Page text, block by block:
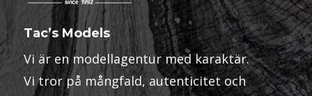
Tac’s Models
Vi är en modellagentur med karaktär.
Vi tror på mångfald, autenticitet och